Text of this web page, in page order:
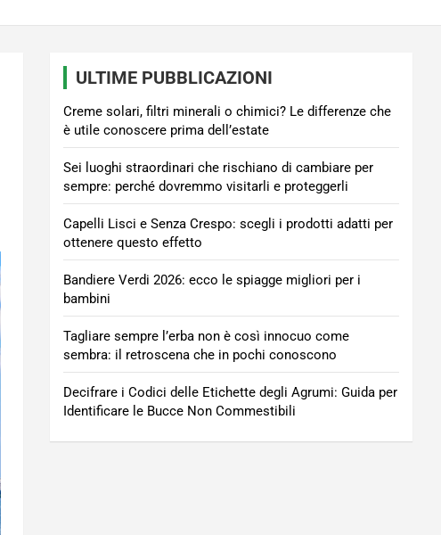
ULTIME PUBBLICAZIONI
Creme solari, filtri minerali o chimici? Le differenze che
è utile conoscere prima dell’estate
Sei luoghi straordinari che rischiano di cambiare per
sempre: perché dovremmo visitarli e proteggerli
Capelli Lisci e Senza Crespo: scegli i prodotti adatti per
ottenere questo effetto
Bandiere Verdi 2026: ecco le spiagge migliori per i
bambini
Tagliare sempre l’erba non è così innocuo come
sembra: il retroscena che in pochi conoscono
Decifrare i Codici delle Etichette degli Agrumi: Guida per
Identificare le Bucce Non Commestibili